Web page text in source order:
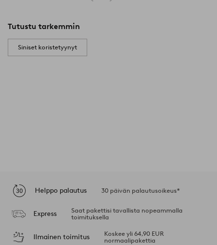
Tutustu tarkemmin
Siniset koristetyynyt
Helppo palautus 30 päivän palautusoikeus*
Express
Saat pakettisi tavallista nopeammalla
toimituksella
Ilmainen toimitus
Koskee yli 64,90 EUR
normaalipakettia